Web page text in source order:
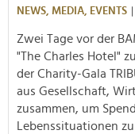
NEWS, MEDIA, EVENTS
Zwei Tage vor der
"The Charles Hotel"
der Charity-Gala
aus Gesellschaft,
zusammen, um
Lebenssituationen